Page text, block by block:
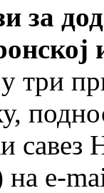
за
три
савез
на e-